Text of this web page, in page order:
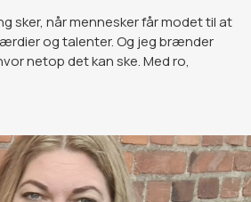
sker, når mennesker får modet til at
og talenter. Og jeg brænder
netop det kan ske. Med ro,